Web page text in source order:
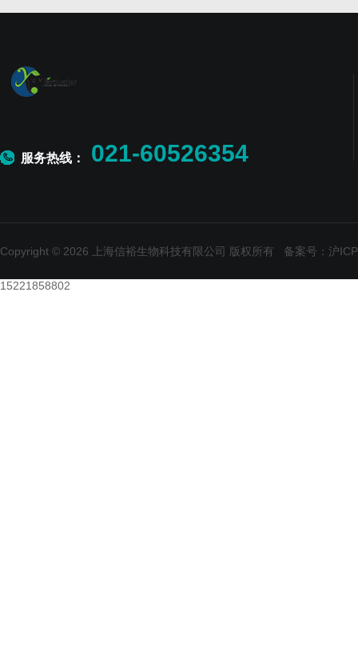
服务热线： 021-60526354
Copyright © 2026 上海信裕生物科技有限公司 版权所有 备案号：沪
15221858802